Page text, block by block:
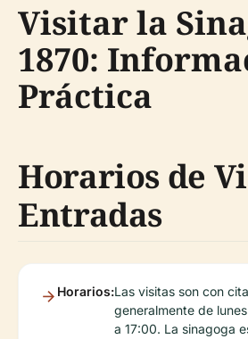
Visitar la
1870:
Práctica
Horarios de
Entradas
Horarios:Las visitas son con
generalmente de
a 17:00. La sinagoga